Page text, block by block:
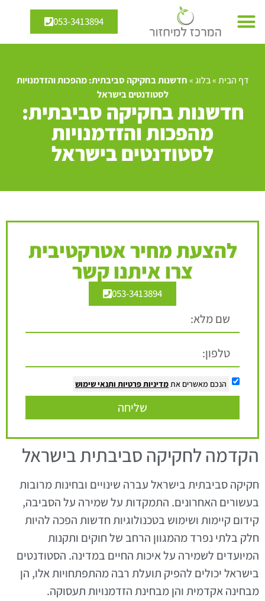
053-3413894
דף הבית»בלוג»חדשנות בחקיקה סביבתית: מהפכות והזדמנויות
לסטודנטים בישראל
חדשנות בחקיקה סביבתית:
מהפכות והזדמנויות
לסטודנטים בישראל
להצעת מחיר אטרקטיבית
צרו איתנו קשר
053-3413894
הנכם מאשרים את מדיניות פרטיות ותנאי שימוש
שליחה
הקדמה לחקיקה סביבתית בישראל
חקיקה סביבתית בישראל עברה שינויים ובחינות מרובות
בעשורים האחרונים. התמקדות על שמירה על הסביבה,
קידום קיימות ושימוש בטכנולוגיות חדשות הפכה להיות
חלק בלתי נפרד מהמגוון הרחב של חוקים ותקנות
המיועדים לשמירה על איכות החיים במדינה. הסטודנטים
בישראל יכולים להפיק תועלת רבה מהתפתחויות אלו, הן
מבחינה אקדמית והן מבחינת הזדמנויות תעסוקה.